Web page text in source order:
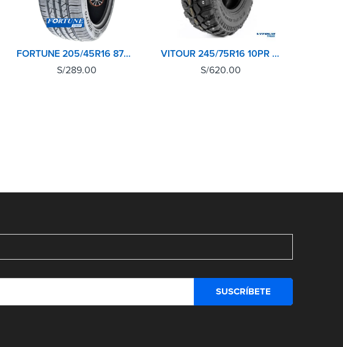
FORTUNE 205/45R16 87W UHP VIENTO
S/289.00
VITOUR 245/75R16 10PR 120N EXPLORER MT
S/620.00